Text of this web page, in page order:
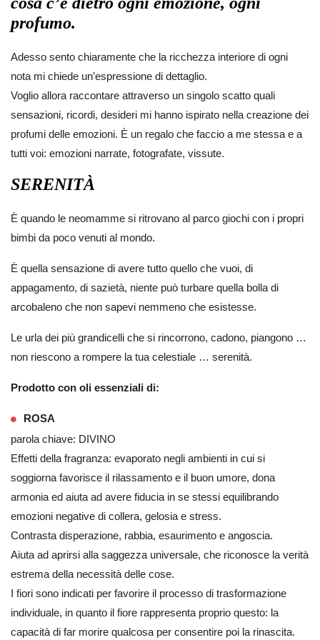
profumo.
Adesso sento chiaramente che la ricchezza interiore di ogni
nota mi chiede un’espressione di dettaglio.
Voglio allora raccontare attraverso un singolo scatto quali
sensazioni, ricordi, desideri mi hanno ispirato nella creazione dei
profumi delle emozioni. È un regalo che faccio a me stessa e a
tutti voi: emozioni narrate, fotografate, vissute.
SERENITÀ
È quando le neomamme si ritrovano al parco giochi con i propri
bimbi da poco venuti al mondo.
È quella sensazione di avere tutto quello che vuoi, di
appagamento, di sazietà, niente può turbare quella bolla di
arcobaleno che non sapevi nemmeno che esistesse.
Le urla dei più grandicelli che si rincorrono, cadono, piangono …
non riescono a rompere la tua celestiale … serenità.
Prodotto con oli essenziali di:
ROSA
parola chiave: DIVINO
Effetti della fragranza: evaporato negli ambienti in cui si
soggiorna favorisce il rilassamento e il buon umore, dona
armonia ed aiuta ad avere fiducia in se stessi equilibrando
emozioni negative di collera, gelosia e stress.
Contrasta disperazione, rabbia, esaurimento e angoscia.
Aiuta ad aprirsi alla saggezza universale, che riconosce la verità
estrema della necessità delle cose.
I fiori sono indicati per favorire il processo di trasformazione
individuale, in quanto il fiore rappresenta proprio questo: la
capacità di far morire qualcosa per consentire poi la rinascita.